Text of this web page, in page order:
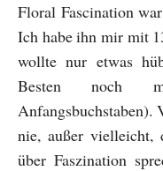
Floral Fascination
Ich habe ihn mir mit
wollte nur etwas
Besten noch
Anfangsbuchstaben).
nie, außer vielleicht,
über Faszination